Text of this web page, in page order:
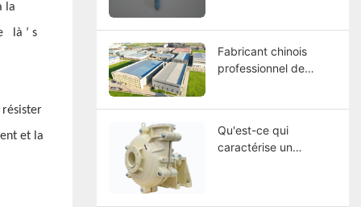
la
là ’ s
résister
et la
guide d’entretien
Fabricant chinois
professionnel de
les pompes à boues,
les pièces détachées
Qu'est-ce qui
caractérise un